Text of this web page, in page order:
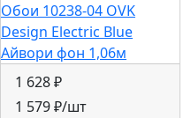
Обои 10238-04 OVK
Design Electric Blue
Айвори фон 1,06м
1 628 ₽
1 579 ₽/шт